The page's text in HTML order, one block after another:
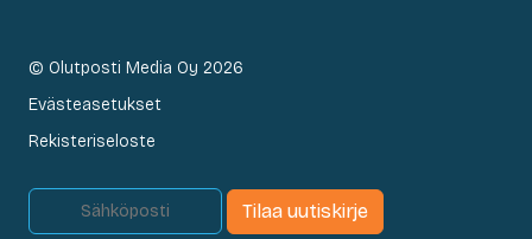
© Olutposti Media Oy 2026
Evästeasetukset
Rekisteriseloste
Tilaa uutiskirje